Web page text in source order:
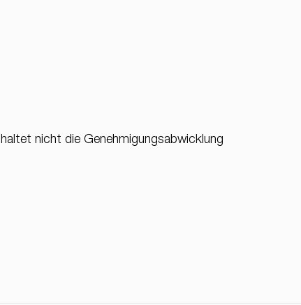
nicht die Genehmigungsabwicklung